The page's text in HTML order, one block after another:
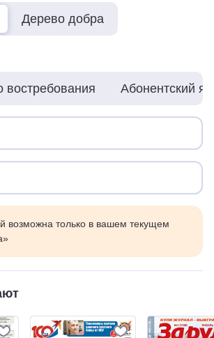
Дерево добра
востребования Абонентский
возможна только в вашем текущем